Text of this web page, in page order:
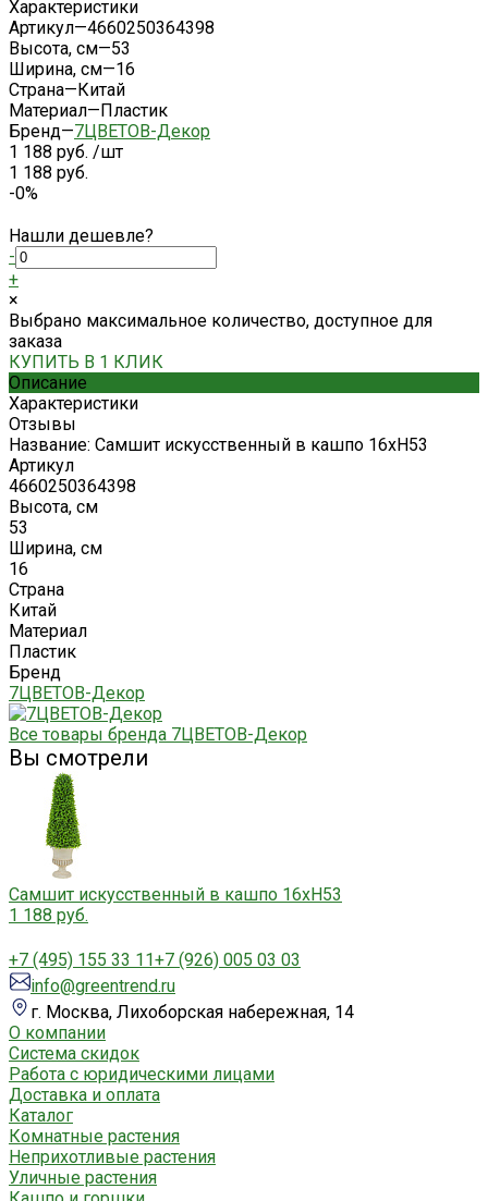
Характеристики
Артикул—4660250364398
Высота, см—53
Ширина, см—16
Страна—Китай
Материал—Пластик
Бренд—7ЦВЕТОВ-Декор
1 188 руб. /шт
1 188 руб.
-0%
Нашли дешевле?
-
+
×
Выбрано максимальное количество, доступное для
заказа
КУПИТЬ В 1 КЛИК
Описание
Характеристики
Отзывы
Название: Самшит искусственный в кашпо 16xH53
Артикул
4660250364398
Высота, см
53
Ширина, см
16
Страна
Китай
Материал
Пластик
Бренд
7ЦВЕТОВ-Декор
Все товары бренда 7ЦВЕТОВ-Декор
Вы смотрели
Самшит искусственный в кашпо 16xH53
1 188 руб.
+7 (495) 155 33 11+7 (926) 005 03 03
info@greentrend.ru
г. Москва, Лихоборская набережная, 14
О компании
Система скидок
Работа с юридическими лицами
Доставка и оплата
Каталог
Комнатные растения
Неприхотливые растения
Уличные растения